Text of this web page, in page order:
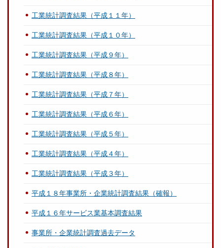
工業統計調査結果（平成１１年）
工業統計調査結果（平成１０年）
工業統計調査結果（平成９年）
工業統計調査結果（平成８年）
工業統計調査結果（平成７年）
工業統計調査結果（平成６年）
工業統計調査結果（平成５年）
工業統計調査結果（平成４年）
工業統計調査結果（平成３年）
平成１８年事業所・企業統計調査結果（確報）
平成１６年サービス業基本調査結果
事業所・企業統計調査過去データ